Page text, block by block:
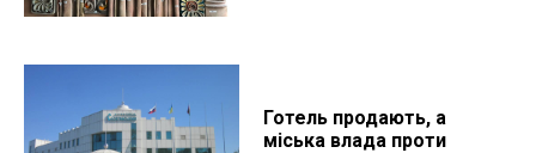
Готель продають, а
міська влада проти